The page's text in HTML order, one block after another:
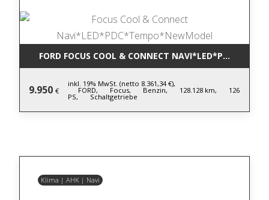
FORD FOCUS COOL & CONNECT
9.950 €
inkl. 19% MwSt. (netto 8.361,34 €),
FORD, Focus, Benzin, 128.128 km, 126
PS, Schaltgetriebe
Klima | AHK | Navi